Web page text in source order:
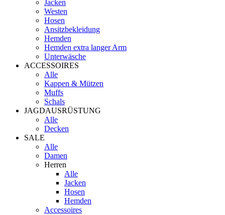
Jacken
Westen
Hosen
Ansitzbekleidung
Hemden
Hemden extra langer Arm
Unterwäsche
ACCESSOIRES
Alle
Kappen & Mützen
Muffs
Schals
JAGDAUSRÜSTUNG
Alle
Decken
SALE
Alle
Damen
Herren
Alle
Jacken
Hosen
Hemden
Accessoires